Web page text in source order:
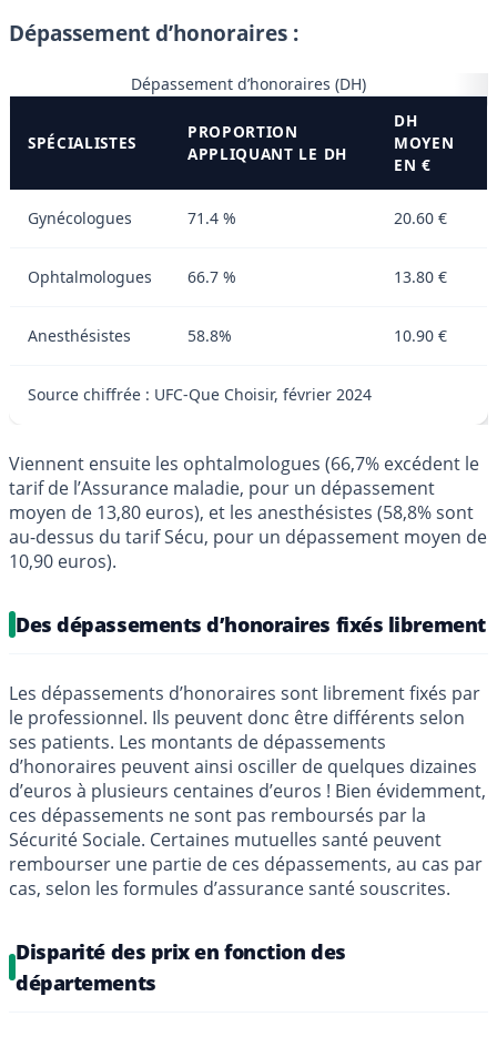
Dépassement d’honoraires :
Dépassement d’honoraires (DH)
SPÉCIALISTES
PROPORTION
APPLIQUANT LE DH
DH
MOYEN
EN €
Gynécologues 71.4 % 20.60 €
Ophtalmologues 66.7 % 13.80 €
Anesthésistes 58.8% 10.90 €
Source chiffrée : UFC-Que Choisir, février 2024
Viennent ensuite les ophtalmologues (66,7% excédent le
tarif de l’Assurance maladie, pour un dépassement
moyen de 13,80 euros), et les anesthésistes (58,8% sont
au-dessus du tarif Sécu, pour un dépassement moyen de
10,90 euros).
Des dépassements d’honoraires fixés librement
Les dépassements d’honoraires sont librement fixés par
le professionnel. Ils peuvent donc être différents selon
ses patients. Les montants de dépassements
d’honoraires peuvent ainsi osciller de quelques dizaines
d’euros à plusieurs centaines d’euros ! Bien évidemment,
ces dépassements ne sont pas remboursés par la
Sécurité Sociale. Certaines mutuelles santé peuvent
rembourser une partie de ces dépassements, au cas par
cas, selon les formules d’assurance santé souscrites.
Disparité des prix en fonction des
départements